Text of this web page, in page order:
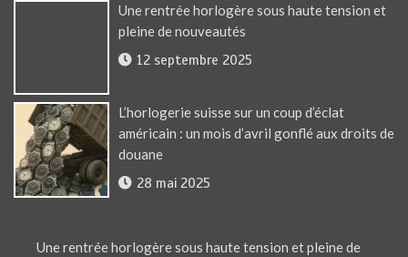
Une rentrée horlogère sous haute tension et
pleine de nouveautés
12 septembre 2025
L’horlogerie suisse sur un coup d’éclat
américain : un mois d’avril gonflé aux droits de
douane
28 mai 2025
Une rentrée horlogère sous haute tension et pleine de